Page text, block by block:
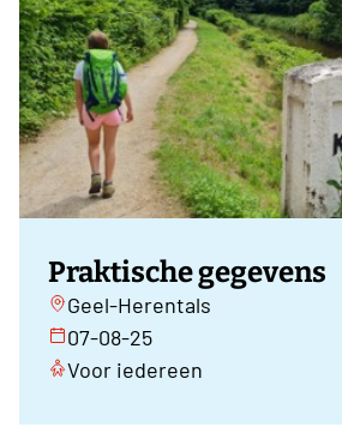
Praktische gegevens
Geel-Herentals
07-08-25
Voor iedereen